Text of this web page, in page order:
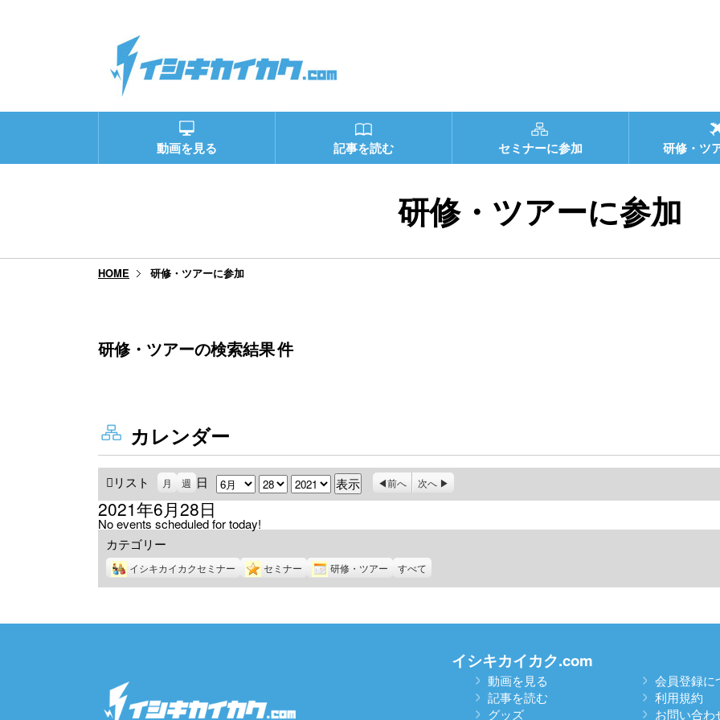
動画を見る 記事を読む セミナーに参加 研修・ツ
研修・ツアーに参加
HOME 研修・ツアーに参加
研修・ツアーの検索結果件
カレンダー
リスト
示
月 週 日 月 日 年 前へ 次へ
2021年6月28日
No events scheduled for today!
カテゴリー
イシキカイカクセミナー セミナー 研修・ツアー すべて
イシキカイカク.com
動画を見る
記事を読む
グッズ
会員登録に
利用規約
お問い合わ